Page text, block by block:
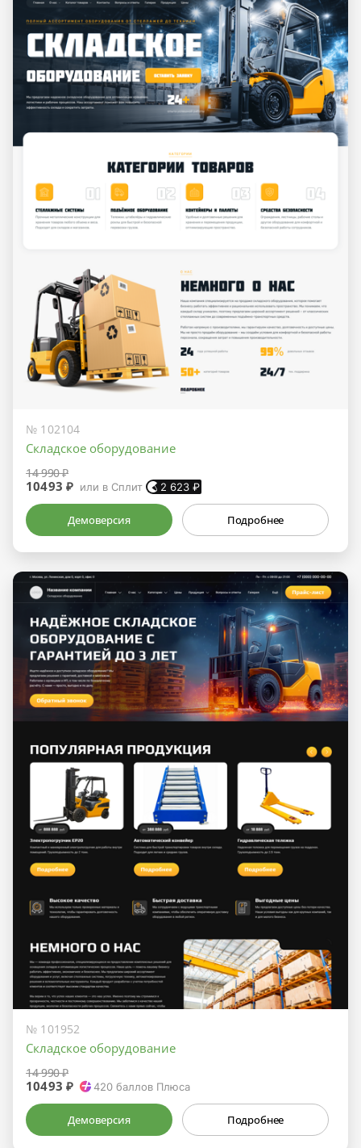
№ 102104
Складское оборудование
14 990 ₽
10493 ₽ или в Сплит 2 623 ₽
Демоверсия Подробнее
№ 101952
Складское оборудование
14 990 ₽
10493 ₽ 420 баллов Плюса
Демоверсия Подробнее